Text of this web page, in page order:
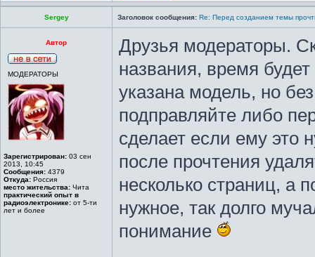
Sergey Заголовок сообщения: Re: Перед созданием темы
Автор
МОДЕРАТОРЫ
Зарегистрирован: 03 сен
2013, 10:45
Сообщения: 4379
Откуда: Россия
место жительства: Чита
практический опыт в
радиоэлектронике: от 5-ти
лет и более
Друзья модераторы.
названия, время
указана модель, но
подправляйте либо
сделает если ему это
после прочтения
несколько страниц, а
нужное, так долго
понимание